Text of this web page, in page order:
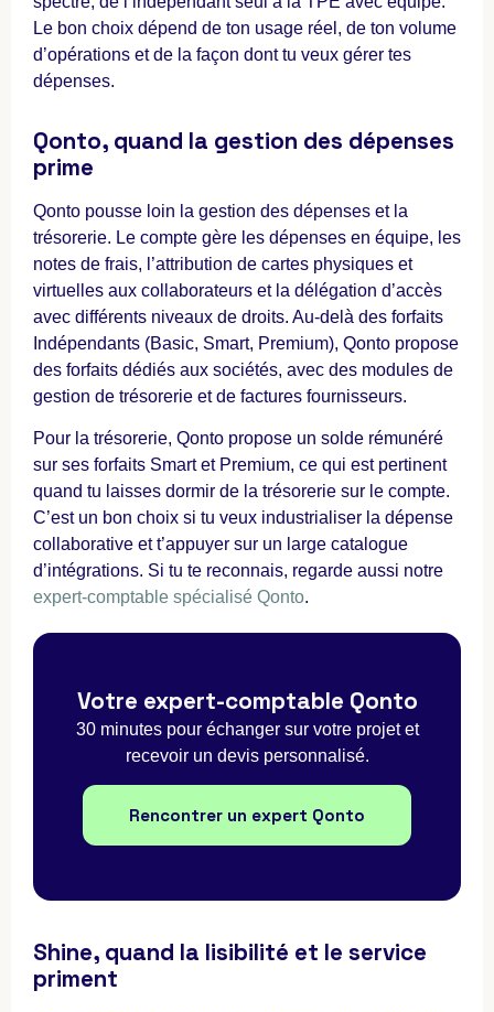
Le bon choix dépend de ton usage réel, de ton volume
d’opérations et de la façon dont tu veux gérer tes
dépenses.
Qonto, quand la gestion des dépenses
prime
Qonto pousse loin la gestion des dépenses et la
trésorerie. Le compte gère les dépenses en équipe, les
notes de frais, l’attribution de cartes physiques et
virtuelles aux collaborateurs et la délégation d’accès
avec différents niveaux de droits. Au-delà des forfaits
Indépendants (Basic, Smart, Premium), Qonto propose
des forfaits dédiés aux sociétés, avec des modules de
gestion de trésorerie et de factures fournisseurs.
Pour la trésorerie, Qonto propose un solde rémunéré
sur ses forfaits Smart et Premium, ce qui est pertinent
quand tu laisses dormir de la trésorerie sur le compte.
C’est un bon choix si tu veux industrialiser la dépense
collaborative et t’appuyer sur un large catalogue
d’intégrations. Si tu te reconnais, regarde aussi notre
expert-comptable spécialisé Qonto.
Votre expert-comptable Qonto
30 minutes pour échanger sur votre projet et
recevoir un devis personnalisé.
Rencontrer un expert Qonto
Shine, quand la lisibilité et le service
priment